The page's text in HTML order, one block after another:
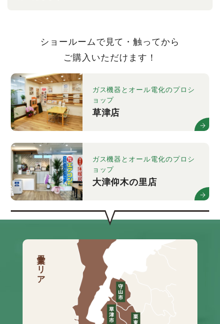
ショールームで見て・触ってから
ご購入いただけます！
ガス機器とオール電化のプロシ
ョップ
草津店
ガス機器とオール電化のプロシ
ョップ
大津仰木の里店
営業エリア